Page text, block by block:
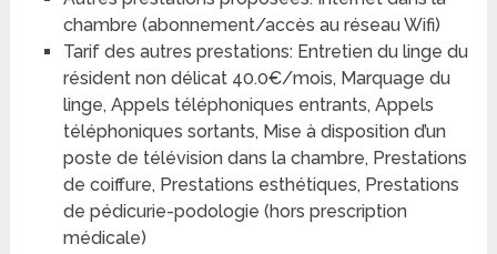
chambre (abonnement/accès au réseau Wifi)
Tarif des autres prestations: Entretien du linge du
résident non délicat 40.0€/mois, Marquage du
linge, Appels téléphoniques entrants, Appels
téléphoniques sortants, Mise à disposition d’un
poste de télévision dans la chambre, Prestations
de coiffure, Prestations esthétiques, Prestations
de pédicurie-podologie (hors prescription
médicale)